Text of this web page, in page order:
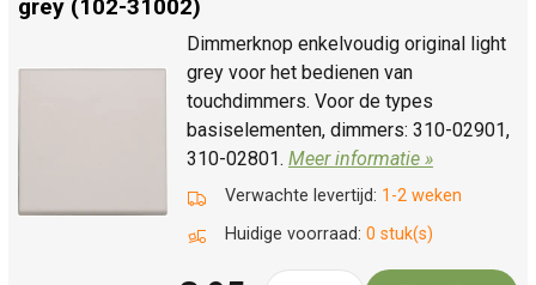
grey (102-31002)
Dimmerknop enkelvoudig original light
grey voor het bedienen van
touchdimmers. Voor de types
basiselementen, dimmers: 310-02901,
310-02801. Meer informatie »
Verwachte levertijd: 1-2 weken
Huidige voorraad: 0 stuk(s)